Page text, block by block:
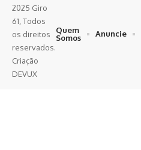
2025 Giro
61, Todos
os direitos
reservados.
Criação
DEVUX
Quem
Somos
Anuncie